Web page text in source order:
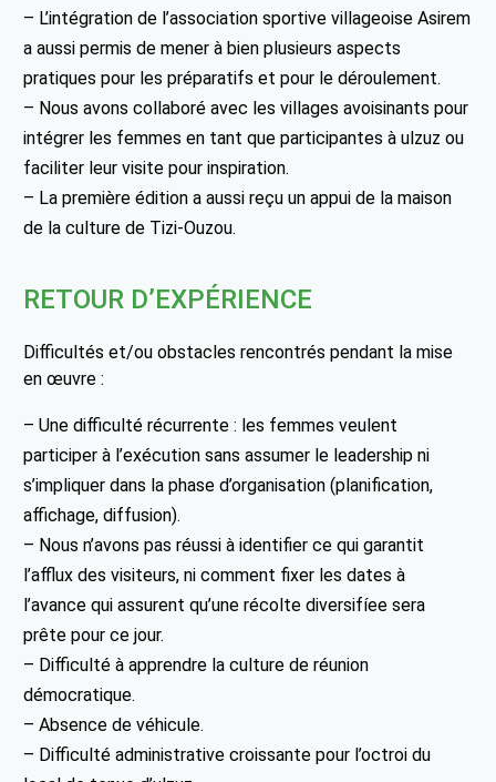
– L’intégration de l’association sportive villageoise Asirem
a aussi permis de mener à bien plusieurs aspects
pratiques pour les préparatifs et pour le déroulement.
– Nous avons collaboré avec les villages avoisinants pour
intégrer les femmes en tant que participantes à ulzuz ou
faciliter leur visite pour inspiration.
– La première édition a aussi reçu un appui de la maison
de la culture de Tizi-Ouzou.
RETOUR D’EXPÉRIENCE
Difficultés et/ou obstacles rencontrés pendant la mise
en œuvre :
– Une difficulté récurrente : les femmes veulent
participer à l’exécution sans assumer le leadership ni
s’impliquer dans la phase d’organisation (planification,
affichage, diffusion).
– Nous n’avons pas réussi à identifier ce qui garantit
l’afflux des visiteurs, ni comment fixer les dates à
l’avance qui assurent qu’une récolte diversifíee sera
prête pour ce jour.
– Difficulté à apprendre la culture de réunion
démocratique.
– Absence de véhicule.
– Difficulté administrative croissante pour l’octroi du